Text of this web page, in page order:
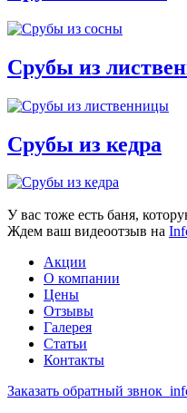
Срубы из
Срубы из кедра
У вас тоже есть баня,
Ждем ваш видеоотзыв на
Акции
О компании
Цены
Отзывы
Галерея
Статьи
Контакты
Заказать обратный звнок